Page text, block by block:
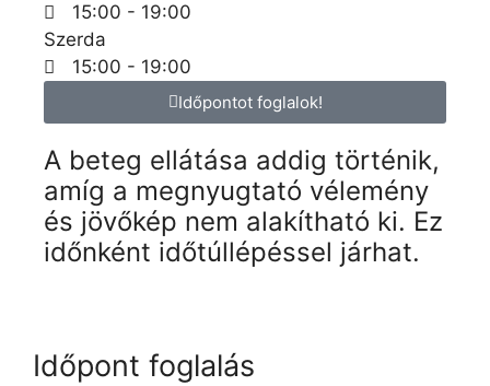
15:00 - 19:00
Szerda
15:00 - 19:00
Időpontot foglalok!
A beteg ellátása addig történik,
amíg a megnyugtató vélemény
és jövőkép nem alakítható ki. Ez
időnként időtúllépéssel járhat.
Időpont foglalás